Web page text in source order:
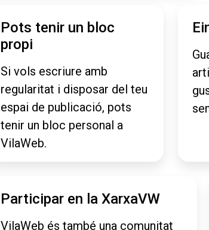
Pots tenir un bloc
propi
Si vols escriure amb
regularitat i disposar del teu
espai de publicació, pots
tenir un bloc personal a
VilaWeb.
Participar en la XarxaVW
VilaWeb és també una comunitat